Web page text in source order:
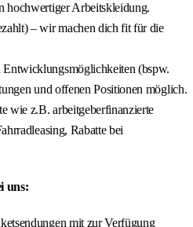
hochwertiger Arbeitskleidung.
– wir machen dich fit für die
(bspw.
und offenen Positionen möglich.
wie z.B. arbeitgeberfinanzierte
Rabatte bei
uns:
mit zur Verfügung